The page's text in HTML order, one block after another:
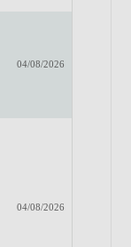
04/08/2026
04/08/2026